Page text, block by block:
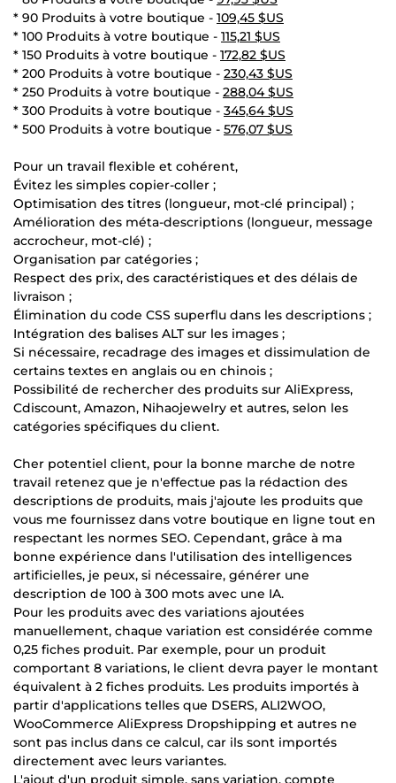
* 90 Produits à votre boutique - 109,45 $US
* 100 Produits à votre boutique - 115,21 $US
* 150 Produits à votre boutique - 172,82 $US
* 200 Produits à votre boutique - 230,43 $US
* 250 Produits à votre boutique - 288,04 $US
* 300 Produits à votre boutique - 345,64 $US
* 500 Produits à votre boutique - 576,07 $US
Pour un travail flexible et cohérent,
Évitez les simples copier-coller ;
Optimisation des titres (longueur, mot-clé principal) ;
Amélioration des méta-descriptions (longueur, message
accrocheur, mot-clé) ;
Organisation par catégories ;
Respect des prix, des caractéristiques et des délais de
livraison ;
Élimination du code CSS superflu dans les descriptions ;
Intégration des balises ALT sur les images ;
Si nécessaire, recadrage des images et dissimulation de
certains textes en anglais ou en chinois ;
Possibilité de rechercher des produits sur AliExpress,
Cdiscount, Amazon, Nihaojewelry et autres, selon les
catégories spécifiques du client.
Cher potentiel client, pour la bonne marche de notre
travail retenez que je n'effectue pas la rédaction des
descriptions de produits, mais j'ajoute les produits que
vous me fournissez dans votre boutique en ligne tout en
respectant les normes SEO. Cependant, grâce à ma
bonne expérience dans l'utilisation des intelligences
artificielles, je peux, si nécessaire, générer une
description de 100 à 300 mots avec une IA.
Pour les produits avec des variations ajoutées
manuellement, chaque variation est considérée comme
0,25 fiches produit. Par exemple, pour un produit
comportant 8 variations, le client devra payer le montant
équivalent à 2 fiches produits. Les produits importés à
partir d'applications telles que DSERS, ALI2WOO,
WooCommerce AliExpress Dropshipping et autres ne
sont pas inclus dans ce calcul, car ils sont importés
directement avec leurs variantes.
L'ajout d'un produit simple, sans variation, compte